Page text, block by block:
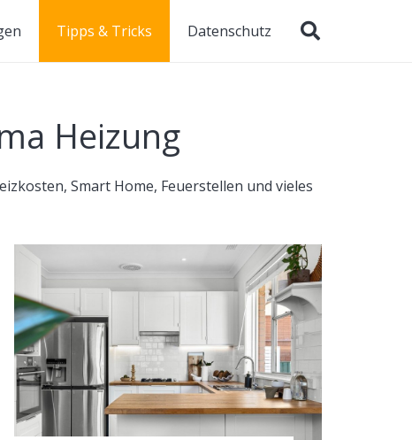
Tipps & Tricks Datenschutz
Heizung
Smart Home, Feuerstellen und vieles